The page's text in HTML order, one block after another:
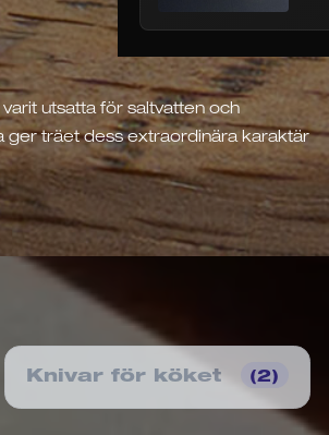
utsatta för saltvatten och
ger träet dess extraordinära karaktär
Knivar för köket (2)